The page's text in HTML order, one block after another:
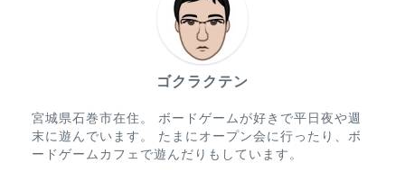
ゴクラクテン
宮城県石巻市在住。 ボードゲームが好きで平日夜や週
末に遊んでいます。 たまにオープン会に行ったり、ボ
ードゲームカフェで遊んだりもしています。